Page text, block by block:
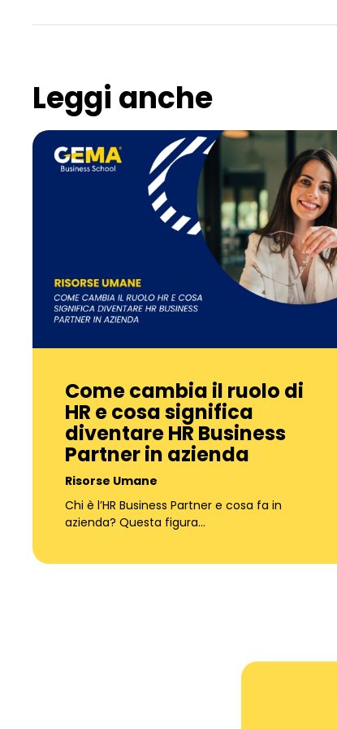
Leggi anche
Come cambia il ruolo di
HR e cosa significa
diventare HR Business
Partner in azienda
Risorse Umane
Chi è l’HR Business Partner e cosa fa in
azienda? Questa figura…